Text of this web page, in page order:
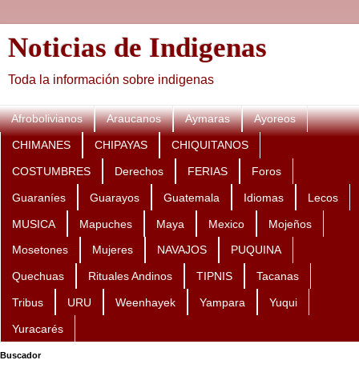
Noticias de Indigenas
Toda la información sobre indigenas
Afrobolivianos Araucanos Aymaras Ayoreos
CHIMANES CHIPAYAS CHIQUITANOS
COSTUMBRES Derechos FERIAS Foros
Guaraníes Guarayos Guatemala Idiomas Lecos
MUSICA Mapuches Maya Mexico Mojeños
Mosetones Mujeres NAVAJOS PUQUINA
Quechuas Rituales Andinos TIPNIS Tacanas
Tribus URU Weenhayek Yampara Yuqui
Yuracarés
Buscador